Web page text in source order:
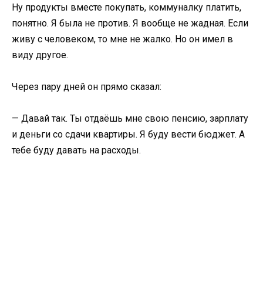
Ну продукты вместе покупать, коммуналку платить,
понятно. Я была не против. Я вообще не жадная. Если
живу с человеком, то мне не жалко. Но он имел в
виду другое.
Через пару дней он прямо сказал:
— Давай так. Ты отдаёшь мне свою пенсию, зарплату
и деньги со сдачи квартиры. Я буду вести бюджет. А
тебе буду давать на расходы.